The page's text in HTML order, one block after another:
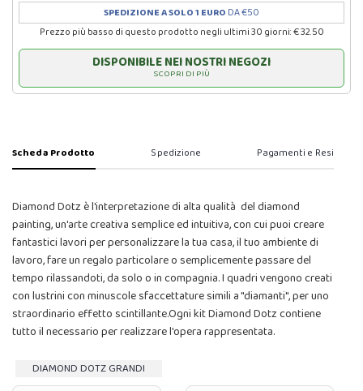
SPEDIZIONE A SOLO 1 EURO DA €50
Prezzo più basso di questo prodotto negli ultimi 30 giorni: € 32.50
DISPONIBILE NEI NOSTRI NEGOZI
SCOPRI DI PIÙ
Scheda Prodotto Spedizione Pagamenti e Resi
Diamond Dotz è l'interpretazione di alta qualità del diamond
painting, un'arte creativa semplice ed intuitiva, con cui puoi creare
fantastici lavori per personalizzare la tua casa, il tuo ambiente di
lavoro, fare un regalo particolare o semplicemente passare del
tempo rilassandoti, da solo o in compagnia. I quadri vengono creati
con lustrini con minuscole sfaccettature simili a "diamanti", per uno
straordinario effetto scintillante.Ogni kit Diamond Dotz contiene
tutto il necessario per realizzare l'opera rappresentata.
DIAMOND DOTZ GRANDI